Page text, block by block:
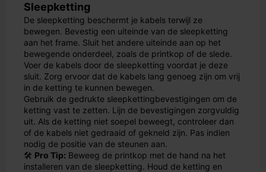
Sleepketting
De sleepketting beschermt je kabels terwijl ze
bewegen. Bevestig een uiteinde van de sleepketting
aan het frame. Sluit het andere uiteinde aan op het
bewegende onderdeel, zoals de printkop of de slede.
Voer de kabels door de sleepketting voordat je deze
sluit. Zorg ervoor dat de kabels lang genoeg zijn om vrij
in de ketting te kunnen bewegen.
Gebruik de gedrukte sleepkettingbevestigingen om de
ketting vast te zetten. Lijn de bevestigingen zorgvuldig
uit. Als de ketting niet soepel beweegt, controleer dan
of de kabels niet gedraaid of gekneld zijn. Pas indien
nodig de positie van de steunen aan.
🛠️ Pro Tip: Beweeg de printkop met de hand na het
installeren van de sleepketting. Houd de ketting en